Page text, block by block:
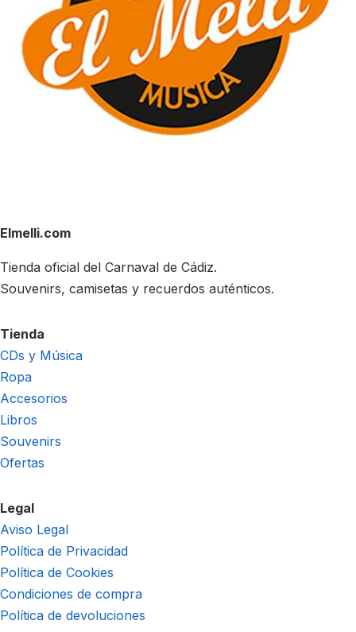
Elmelli.com
Tienda oficial del Carnaval de Cádiz.
Souvenirs, camisetas y recuerdos auténticos.
Tienda
CDs y Música
Ropa
Accesorios
Libros
Souvenirs
Ofertas
Legal
Aviso Legal
Política de Privacidad
Política de Cookies
Condiciones de compra
Política de devoluciones